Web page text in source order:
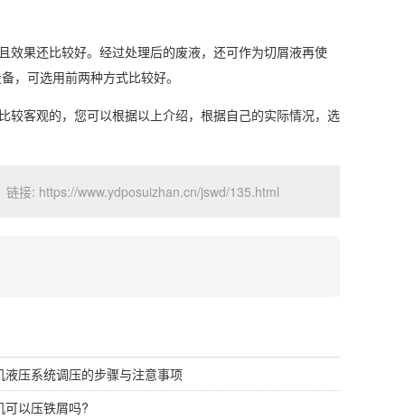
果还比较好。经过处理后的废液，还可作为切屑液再使
，可选用前两种方式比较好。
客观的，您可以根据以上介绍，根据自己的实际情况，选
接: https://www.ydposuizhan.cn/jswd/135.html
液压系统调压的步骤与注意事项
可以压铁屑吗?